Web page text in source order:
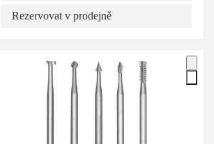
Rezervovat v prodejně